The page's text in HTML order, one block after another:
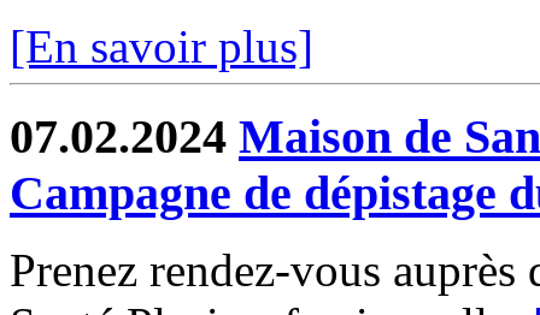
[En savoir plus]
07.02.2024 Maison de
Campagne de dépistage
Prenez rendez-vous